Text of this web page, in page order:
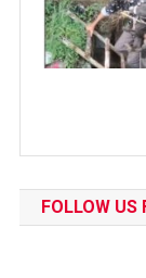
FOLLOW US